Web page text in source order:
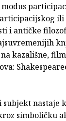
i antičke
kazališne,
nastaje
simboličku